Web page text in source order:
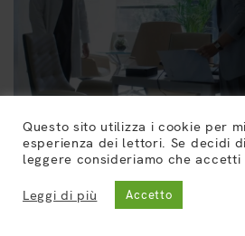
16 marzo 2024
Cómo los asientos de
Questo sito utilizza i cookie per
esperienza dei lettori. Se decidi
leggere consideriamo che
Leggi di più Accetto